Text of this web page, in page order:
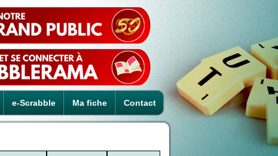
e-Scrabble Ma fiche Contact